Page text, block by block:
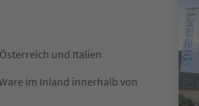
und Italien
im Inland innerhalb von